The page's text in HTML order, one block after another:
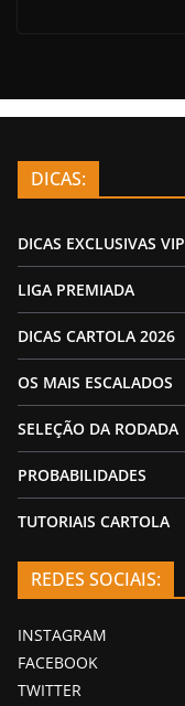
DICAS:
DICAS EXCLUSIVAS VIP
LIGA PREMIADA
DICAS CARTOLA 2026
OS MAIS ESCALADOS
SELEÇÃO DA RODADA
PROBABILIDADES
TUTORIAIS CARTOLA
REDES SOCIAIS:
INSTAGRAM
FACEBOOK
TWITTER